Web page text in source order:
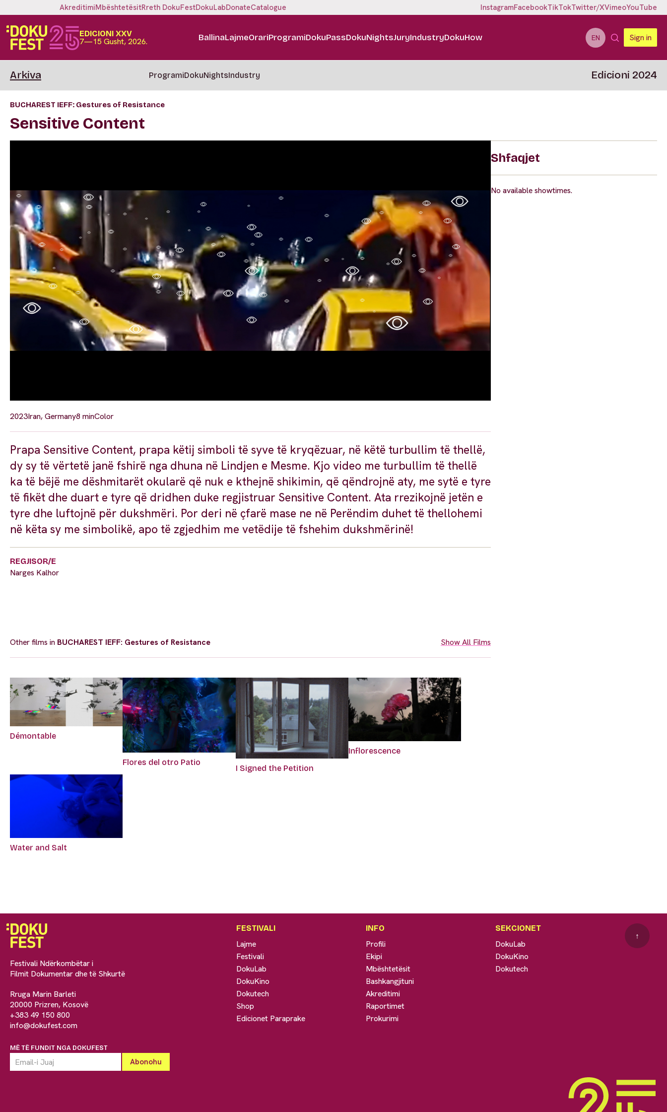
AkreditimiMbështetësitRreth DokuFestDokuLabDonateCatalogue InstagramFacebookTikTokTwitter/XVimeoYouTube
EDICIONI XXV
7—15 Gusht, 2026. BallinaLajmeOrariProgramiDokuPassDokuNightsJuryIndustryDokuHow EN Sign in
Arkiva ProgramiDokuNightsIndustry Edicioni 2024
BUCHAREST IEFF: Gestures of Resistance
Sensitive Content
2023Iran, Germany8 minColor
Prapa Sensitive Content, prapa këtij simboli të syve të kryqëzuar, në këtë turbullim të thellë,
dy sy të vërtetë janë fshirë nga dhuna në Lindjen e Mesme. Kjo video me turbullim të thellë
ka të bëjë me dëshmitarët okularë që nuk e kthejnë shikimin, që qëndrojnë aty, me sytë e tyre
të fikët dhe duart e tyre që dridhen duke regjistruar Sensitive Content. Ata rrezikojnë jetën e
tyre dhe luftojnë për dukshmëri. Por deri në çfarë mase ne në Perëndim duhet të thellohemi
në këta sy me simbolikë, apo të zgjedhim me vetëdije të fshehim dukshmërinë!
REGJISOR/E
Narges Kalhor
Other films in BUCHAREST IEFF: Gestures of Resistance Show All Films
Démontable
Flores del otro Patio
I Signed the Petition
Inflorescence
Water and Salt
Shfaqjet
No available showtimes.
Festivali Ndërkombëtar i
Filmit Dokumentar dhe të Shkurtë
Rruga Marin Barleti
20000 Prizren, Kosovë
+383 49 150 800
info@dokufest.com
MË TË FUNDIT NGA DOKUFEST
FESTIVALI
Lajme
Festivali
DokuLab
DokuKino
Dokutech
Shop
Edicionet Paraprake
INFO
Profili
Ekipi
Mbështetësit
Bashkangjituni
Akreditimi
Raportimet
Prokurimi
SEKCIONET
DokuLab
DokuKino
Dokutech
↑